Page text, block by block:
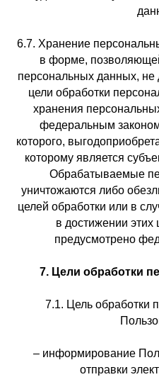
6.7. Хранение
в форме,
персональных данных, не
цели обработки
хранения
федеральным
которого,
которому является
Обрабатываемые
уничтожаются либо
целей обработки или в
в достижении этих
предусмотрено
7. Цели обработки
7.1. Цель обработки
– информирование
отправки